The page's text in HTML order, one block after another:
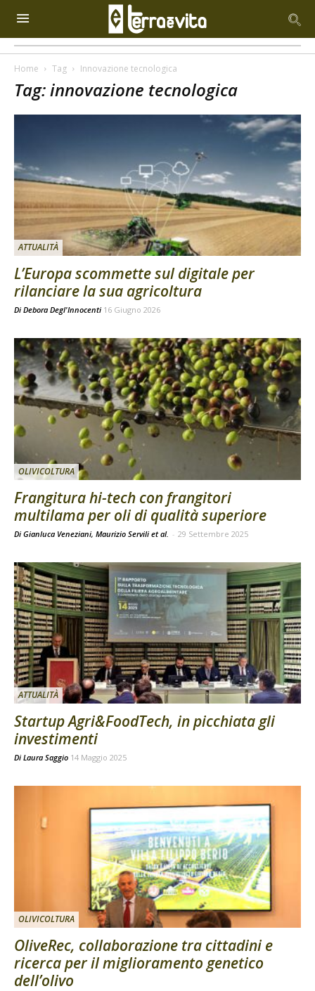
Home Tag Innovazione tecnologica
Tag: innovazione tecnologica
ATTUALITÀ
L’Europa scommette sul digitale per
rilanciare la sua agricoltura
Di Debora Degl'Innocenti 16 Giugno 2026
OLIVICOLTURA
Frangitura hi-tech con frangitori
multilama per oli di qualità superiore
Di Gianluca Veneziani, Maurizio Servili et al. - 29 Settembre 2025
ATTUALITÀ
Startup Agri&FoodTech, in picchiata gli
investimenti
Di Laura Saggio 14 Maggio 2025
OLIVICOLTURA
OliveRec, collaborazione tra cittadini e
ricerca per il miglioramento genetico
dell’olivo